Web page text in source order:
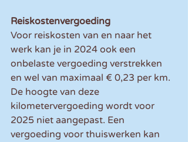
Reiskostenvergoeding
Voor reiskosten van en naar het
werk kan je in 2024 ook een
onbelaste vergoeding verstrekken
en wel van maximaal € 0,23 per km.
De hoogte van deze
kilometervergoeding wordt voor
2025 niet aangepast. Een
vergoeding voor thuiswerken kan